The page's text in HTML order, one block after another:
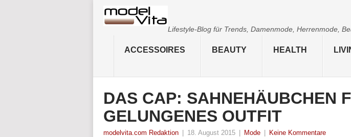
Lifestyle-Blog für Trends, Damenmode, Herrenmode,
ACCESSOIRES BEAUTY HEALTH
DAS CAP: SAHNEHÄUBCHEN
GELUNGENES OUTFIT
modelvita.com Redaktion 18. August 2015 Mode Keine Kommentare